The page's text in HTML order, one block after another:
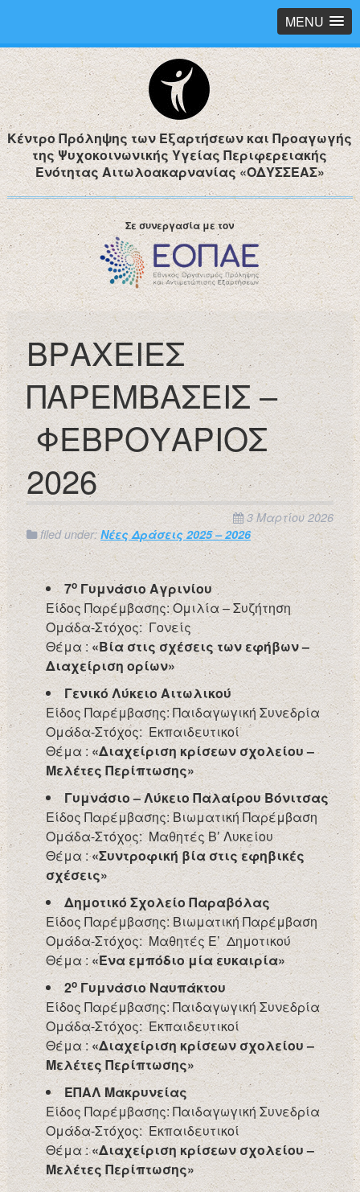
MENU
Κέντρο Πρόληψης των Εξαρτήσεων και Προαγωγής
της Ψυχοκοινωνικής Υγείας Περιφερειακής
Ενότητας Αιτωλοακαρνανίας «ΟΔΥΣΣΕΑΣ»
Σε συνεργασία με τον
ΒΡΑΧΕΙΕΣ
ΠΑΡΕΜΒΑΣΕΙΣ –
ΦΕΒΡΟΥΑΡΙΟΣ
2026
3 Μαρτίου 2026
filed under: Νέες Δράσεις 2025 – 2026
7οΓυμνάσιο Αγρινίου
Είδος Παρέμβασης: Ομιλία – Συζήτηση
Ομάδα-Στόχος: Γονείς
Θέμα :«Βία στις σχέσεις των εφήβων –
Διαχείριση ορίων»
Γενικό Λύκειο Αιτωλικού
Είδος Παρέμβασης: Παιδαγωγική Συνεδρία
Ομάδα-Στόχος: Εκπαιδευτικοί
Θέμα :«Διαχείριση κρίσεων σχολείου –
Μελέτες Περίπτωσης»
Γυμνάσιο – Λύκειο Παλαίρου Βόνιτσας
Είδος Παρέμβασης: Βιωματική Παρέμβαση
Ομάδα-Στόχος: Μαθητές Β’ Λυκείου
Θέμα :«Συντροφική βία στις εφηβικές
σχέσεις»
Δημοτικό Σχολείο Παραβόλας
Είδος Παρέμβασης: Βιωματική Παρέμβαση
Ομάδα-Στόχος: Μαθητές Ε’ Δημοτικού
Θέμα :«Ένα εμπόδιο μία ευκαιρία»
2οΓυμνάσιο Ναυπάκτου
Είδος Παρέμβασης: Παιδαγωγική Συνεδρία
Ομάδα-Στόχος: Εκπαιδευτικοί
Θέμα :«Διαχείριση κρίσεων σχολείου –
Μελέτες Περίπτωσης»
ΕΠΑΛ Μακρυνείας
Είδος Παρέμβασης: Παιδαγωγική Συνεδρία
Ομάδα-Στόχος: Εκπαιδευτικοί
Θέμα :«Διαχείριση κρίσεων σχολείου –
Μελέτες Περίπτωσης»